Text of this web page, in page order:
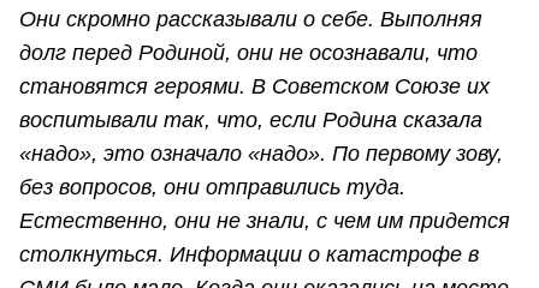
Они скромно рассказывали о себе. Выполняя
долг перед Родиной, они не осознавали, что
становятся героями. В Советском Союзе их
воспитывали так, что, если Родина сказала
«надо», это означало «надо». По первому зову,
без вопросов, они отправились туда.
Естественно, они не знали, с чем им придется
столкнуться. Информации о катастрофе в